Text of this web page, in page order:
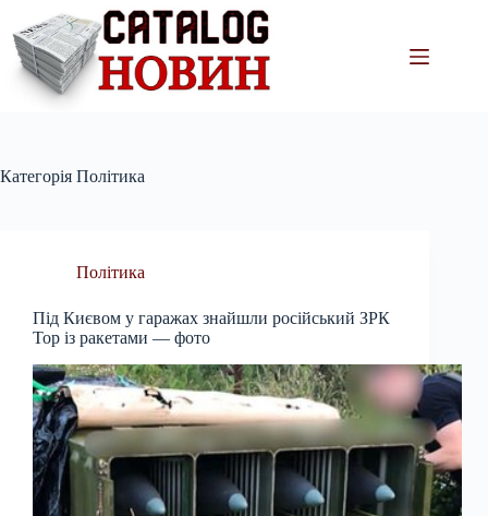
вмісту
Категорія Політика
Політика
Під Києвом у гаражах знайшли російський ЗРК
Тор із ракетами — фото